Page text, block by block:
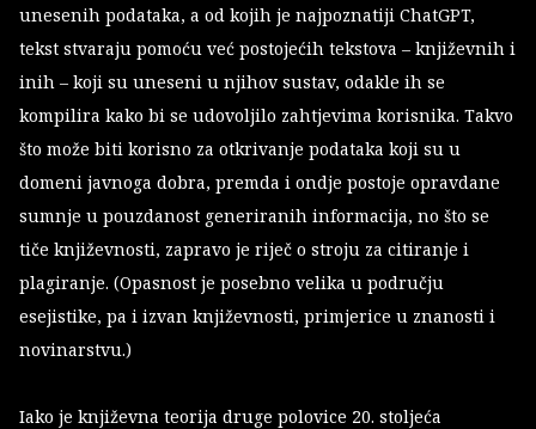
unesenih podataka, a od kojih je najpoznatiji ChatGPT,
tekst stvaraju pomoću već postojećih tekstova – književnih i
inih – koji su uneseni u njihov sustav, odakle ih se
kompilira kako bi se udovoljilo zahtjevima korisnika. Takvo
što može biti korisno za otkrivanje podataka koji su u
domeni javnoga dobra, premda i ondje postoje opravdane
sumnje u pouzdanost generiranih informacija, no što se
tiče književnosti, zapravo je riječ o stroju za citiranje i
plagiranje. (Opasnost je posebno velika u području
esejistike, pa i izvan književnosti, primjerice u znanosti i
novinarstvu.)
Iako je književna teorija druge polovice 20. stoljeća